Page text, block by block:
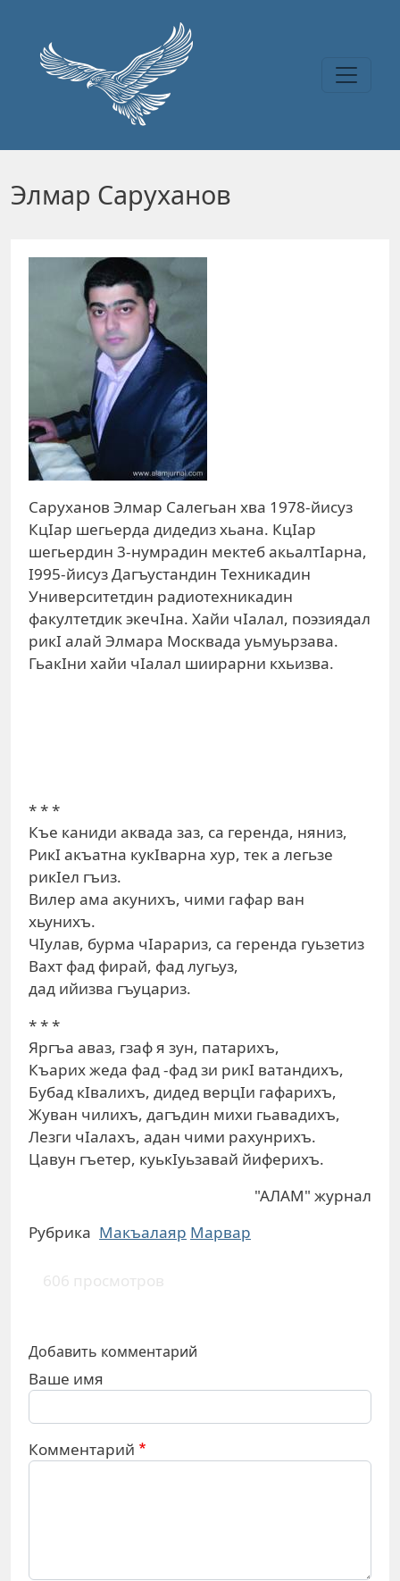
Элмар Саруханов
Саруханов Элмар Салегьан хва 1978-йисуз
КцIар шегьерда дидедиз хьана. КцIар
шегьердин 3-нумрадин мектеб акьалтIарна,
I995-йисуз Дагъустандин Техникадин
Университетдин радиотехникадин
факултетдик экечIна. Хайи чIалал, поэзиядал
рикI алай Элмара Москвада уьмуьрзава.
ГьакIни хайи чIалал шиирарни кхьизва.
* * *
Къе каниди аквада заз, са геренда, няниз,
РикI акъатна кукIварна хур, тек а легьзе
рикIел гъиз.
Вилер ама акунихъ, чими гафар ван
хьунихъ.
ЧIулав, бурма чIарариз, са геренда гуьзетиз
Вахт фад фирай, фад лугьуз,
дад ийизва гъуцариз.
* * *
Яргъа аваз, гзаф я зун, патарихъ,
Къарих жеда фад -фад зи рикI ватандихъ,
Бубад кIвалихъ, дидед верцIи гафарихъ,
Жуван чилихъ, дагъдин михи гьавадихъ,
Лезги чIалахъ, адан чими рахунрихъ.
Цавун гъетер, куькIуьзавай йиферихъ.
"АЛАМ" журнал
Рубрика Макъалаяр Марвар
606 просмотров
Добавить комментарий
Ваше имя
Комментарий